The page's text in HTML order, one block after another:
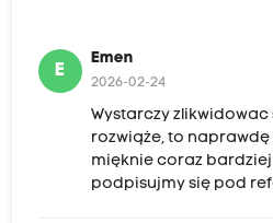
E
Emen
2026-02-24
Wystarczy
rozwiąże, to naprawdę
mięknie coraz
podpisujmy się pod